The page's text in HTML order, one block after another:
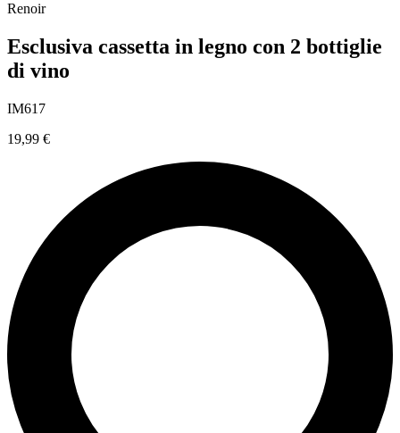
Renoir
Esclusiva cassetta in legno con 2 bottiglie
di vino
IM617
19,99 €